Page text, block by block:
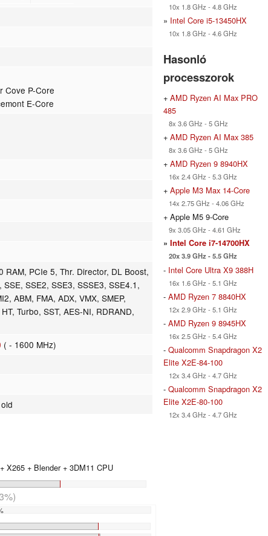
Cove P-Core
E-Core
RAM, PCIe 5, Thr. Director, DL Boost,
SSE2, SSE3, SSSE3, SSE4.1,
ABM, FMA, ADX, VMX, SMEP,
Turbo, SST, AES-NI, RDRAND,
( - 1600 MHz)
X265 + Blender + 3DM11 CPU
10x 1.8 GHz - 4.8 GHz
» Intel Core i5-13450HX
10x 1.8 GHz - 4.6 GHz
Hasonló
processzorok
+ AMD Ryzen AI Max PRO
485
8x 3.6 GHz - 5 GHz
+ AMD Ryzen AI Max 385
8x 3.6 GHz - 5 GHz
+ AMD Ryzen 9 8940HX
16x 2.4 GHz - 5.3 GHz
+ Apple M3 Max 14-Core
14x 2.75 GHz - 4.06 GHz
+ Apple M5 9-Core
9x 3.05 GHz - 4.61 GHz
» Intel Core i7-14700HX
20x 3.9 GHz - 5.5 GHz
- Intel Core Ultra X9 388H
16x 1.6 GHz - 5.1 GHz
- AMD Ryzen 7 8840HX
12x 2.9 GHz - 5.1 GHz
- AMD Ryzen 9 8945HX
16x 2.5 GHz - 5.4 GHz
- Qualcomm Snapdragon X2
Elite X2E-84-100
12x 3.4 GHz - 4.7 GHz
- Qualcomm Snapdragon X2
Elite X2E-80-100
12x 3.4 GHz - 4.7 GHz